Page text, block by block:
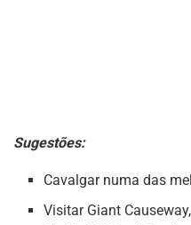
Sugestões:
Cavalgar numa das
Visitar Giant